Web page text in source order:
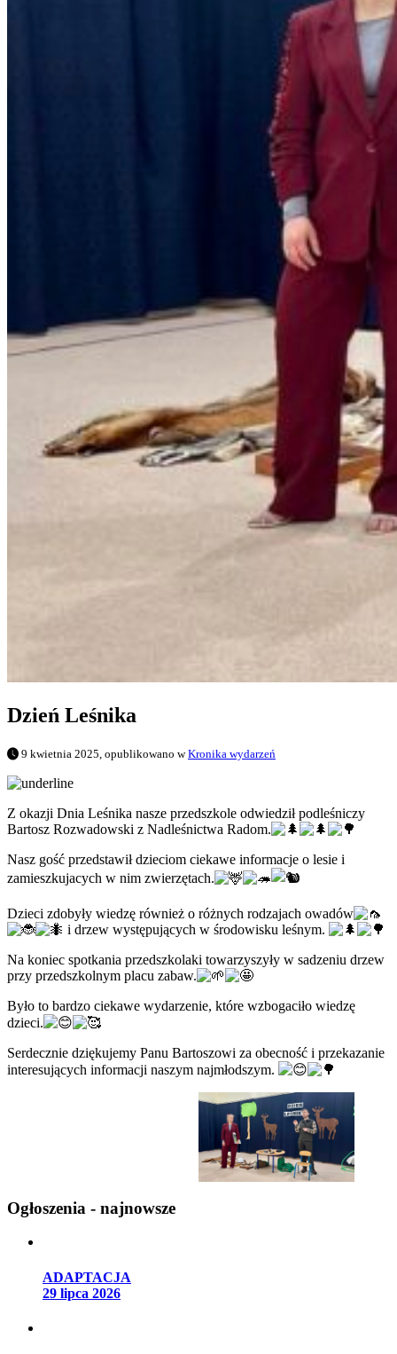
Dzień Leśnika
9 kwietnia 2025, opublikowano wKronika wydarzeń
Z okazji Dnia Leśnika nasze przedszkole odwiedził podleśniczy
Bartosz Rozwadowski z Nadleśnictwa Radom.
Nasz gość przedstawił dzieciom ciekawe informacje o lesie i
zamieszkujacych w nim zwierzętach.
Dzieci zdobyły wiedzę również o różnych rodzajach owadów
i drzew występujących w środowisku leśnym.
Na koniec spotkania przedszkolaki towarzyszyły w sadzeniu drzew
przy przedszkolnym placu zabaw.
Było to bardzo ciekawe wydarzenie, które wzbogaciło wiedzę
dzieci.
Serdecznie dziękujemy Panu Bartoszowi za obecność i przekazanie
interesujących informacji naszym najmłodszym.
Ogłoszenia - najnowsze
ADAPTACJA
29 lipca 2026